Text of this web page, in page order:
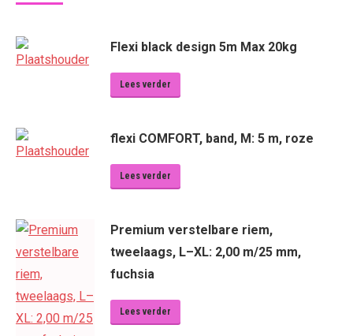
Flexi black design 5m Max 20kg
Lees verder
flexi COMFORT, band, M: 5 m, roze
Lees verder
Premium verstelbare riem,
tweelaags, L–XL: 2,00 m/25 mm,
fuchsia
Lees verder